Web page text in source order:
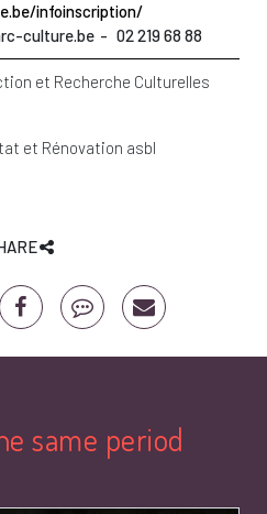
infoinscription/
culture.be
02 219 68 88
et Recherche Culturelles
et Rénovation asbl
same period